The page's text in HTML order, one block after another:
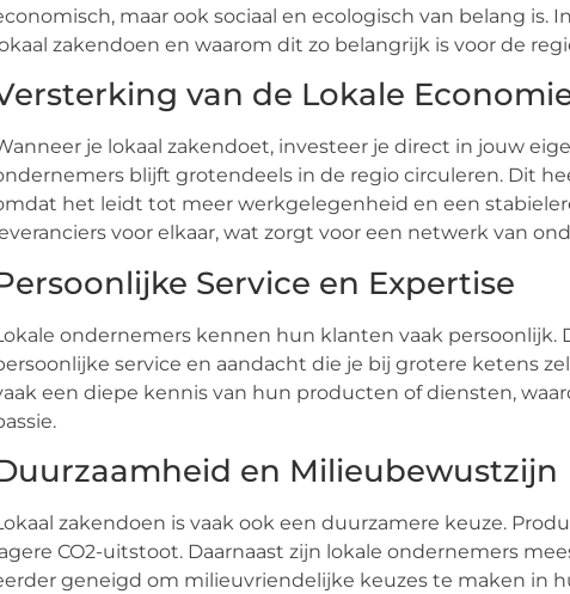
maar ook sociaal en ecologisch van belang
zakendoen en waarom dit zo belangrijk is voor de
van de Lokale
je lokaal zakendoet, investeer je direct in jouw
blijft grotendeels in de regio circuleren. Dit
het leidt tot meer werkgelegenheid en een
voor elkaar, wat zorgt voor een netwerk van
Service en Expertise
ondernemers kennen hun klanten vaak
service en aandacht die je bij grotere ketens
een diepe kennis van hun producten of diensten,
en Milieubewustzijn
zakendoen is vaak ook een duurzamere keuze.
lagere CO2-uitstoot. Daarnaast zijn lokale ondernemers
geneigd om milieuvriendelijke keuzes te maken in